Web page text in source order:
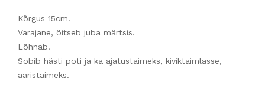
Kõrgus 15cm.
Varajane, õitseb juba märtsis.
Lõhnab.
Sobib hästi poti ja ka ajatustaimeks, kiviktaimlasse,
ääristaimeks.